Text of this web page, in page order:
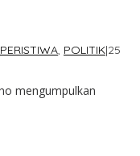
PERISTIWA, POLITIK|25
mengumpulkan